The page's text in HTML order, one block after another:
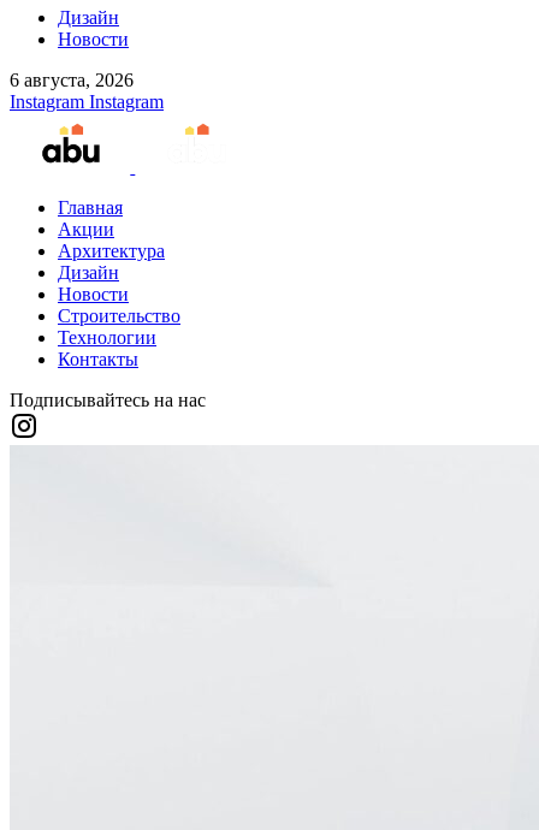
Дизайн
Новости
6 августа, 2026
Instagram Instagram
Главная
Акции
Архитектура
Дизайн
Новости
Строительство
Технологии
Контакты
Подписывайтесь на нас